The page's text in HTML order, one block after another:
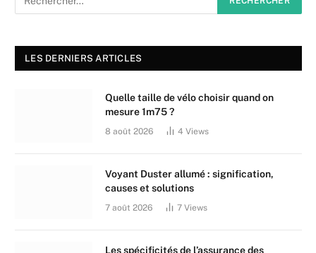
LES DERNIERS ARTICLES
Quelle taille de vélo choisir quand on
mesure 1m75 ?
8 août 2026 4 Views
Voyant Duster allumé : signification,
causes et solutions
7 août 2026 7 Views
Les spécificités de l’assurance des